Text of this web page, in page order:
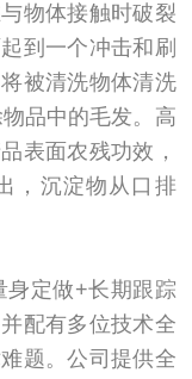
物体接触时破裂
到一个冲击和刷
被清洗物体清洗
品中的毛发。高
表面农残功效，
，沉淀物从口排
身定做+长期跟踪
配有多位技术全
题。公司提供全